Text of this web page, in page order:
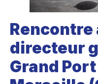
Rencontre
directeur
Grand